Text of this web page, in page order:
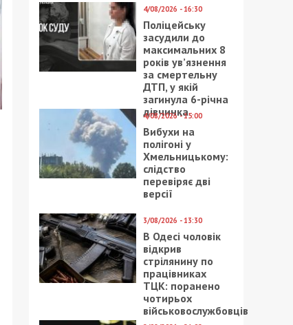
4/08/2026 - 16:30
Поліцейську
засудили до
максимальних 8
років ув’язнення
за смертельну
ДТП, у якій
загинула 6-річна
дівчинка
4/08/2026 - 15:00
Вибухи на
полігоні у
Хмельницькому:
слідство
перевіряє дві
версії
3/08/2026 - 13:30
В Одесі чоловік
відкрив
стрілянину по
працівниках
ТЦК: поранено
чотирьох
військовослужбовців